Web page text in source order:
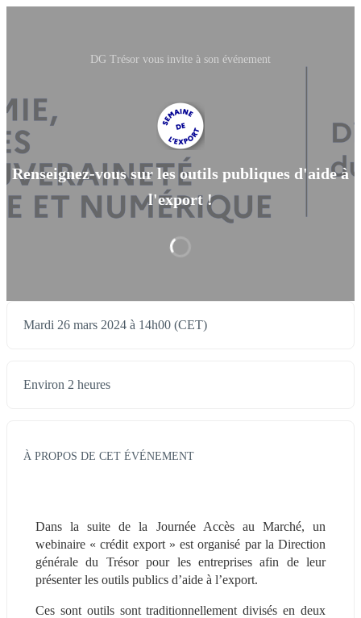
DG Trésor vous invite à son événement
Renseignez-vous sur les outils publiques d'aide à
l'export !
Mardi 26 mars 2024 à 14h00 (CET)
Environ 2 heures
À PROPOS DE CET ÉVÉNEMENT
Dans la suite de la Journée Accès au Marché, un
webinaire « crédit export » est organisé par la Direction
générale du Trésor pour les entreprises afin de leur
présenter les outils publics d’aide à l’export.
Ces sont outils sont traditionnellement divisés en deux